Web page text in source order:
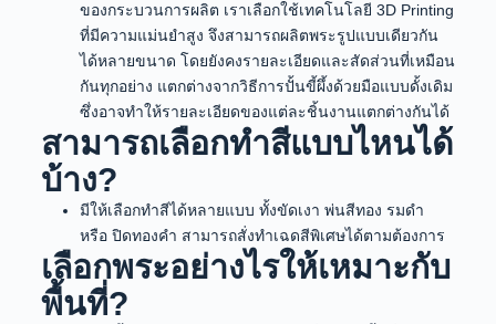
ของกระบวนการผลิต เราเลือกใช้เทคโนโลยี 3D Printing
ที่มีความแม่นยำสูง จึงสามารถผลิตพระรูปแบบเดียวกัน
ได้หลายขนาด โดยยังคงรายละเอียดและสัดส่วนที่เหมือน
กันทุกอย่าง แตกต่างจากวิธีการปั้นขี้ผึ้งด้วยมือแบบดั้งเดิม
ซึ่งอาจทำให้รายละเอียดของแต่ละชิ้นงานแตกต่างกันได้
สามารถเลือกทำสีแบบไหนได้
บ้าง?
มีให้เลือกทำสีได้หลายแบบ ทั้งขัดเงา พ่นสีทอง รมดำ
หรือ ปิดทองคำ สามารถสั่งทำเฉดสีพิเศษได้ตามต้องการ
เลือกพระอย่างไรให้เหมาะกับ
พื้นที่?